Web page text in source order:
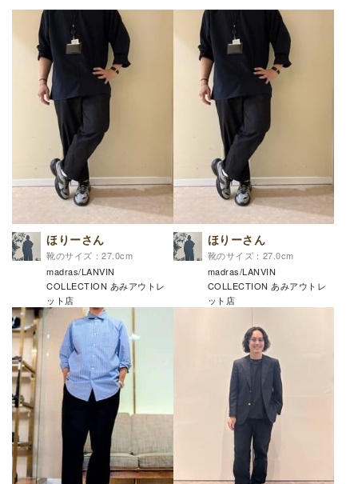
ほりーさん
靴のサイズ：27.0cm
madras/LANVIN
COLLECTION あみアウトレ
ット店
ほりーさん
靴のサイズ：27.0cm
madras/LANVIN
COLLECTION あみアウトレ
ット店